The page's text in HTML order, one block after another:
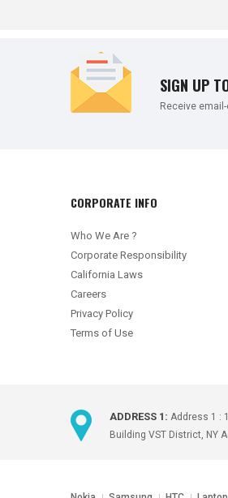
SIGN UP
Receive
CORPORATE INFO
Who We Are ?
Corporate Responsibility
California Laws
Careers
Privacy Policy
Terms of Use
ADDRESS 1: Address 1 :
Building VST District, NY